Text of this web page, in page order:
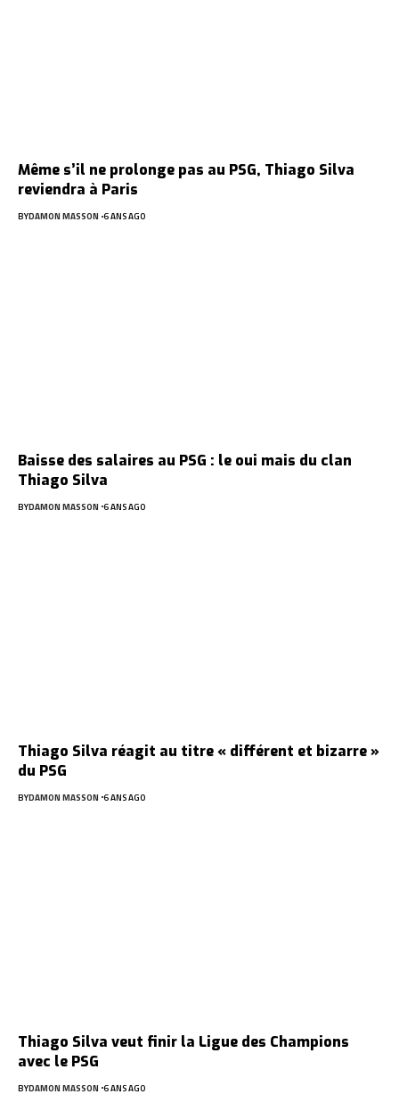
Même s’il ne prolonge pas au PSG, Thiago Silva
reviendra à Paris
BYDAMON MASSON 6 ANS AGO
Baisse des salaires au PSG : le oui mais du clan
Thiago Silva
BYDAMON MASSON 6 ANS AGO
Thiago Silva réagit au titre « différent et bizarre »
du PSG
BYDAMON MASSON 6 ANS AGO
Thiago Silva veut finir la Ligue des Champions
avec le PSG
BYDAMON MASSON 6 ANS AGO